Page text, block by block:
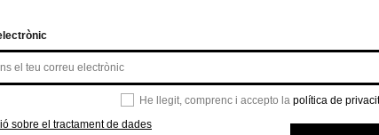
He llegit, comprenc i accepto la política de
sobre el tractament de dades